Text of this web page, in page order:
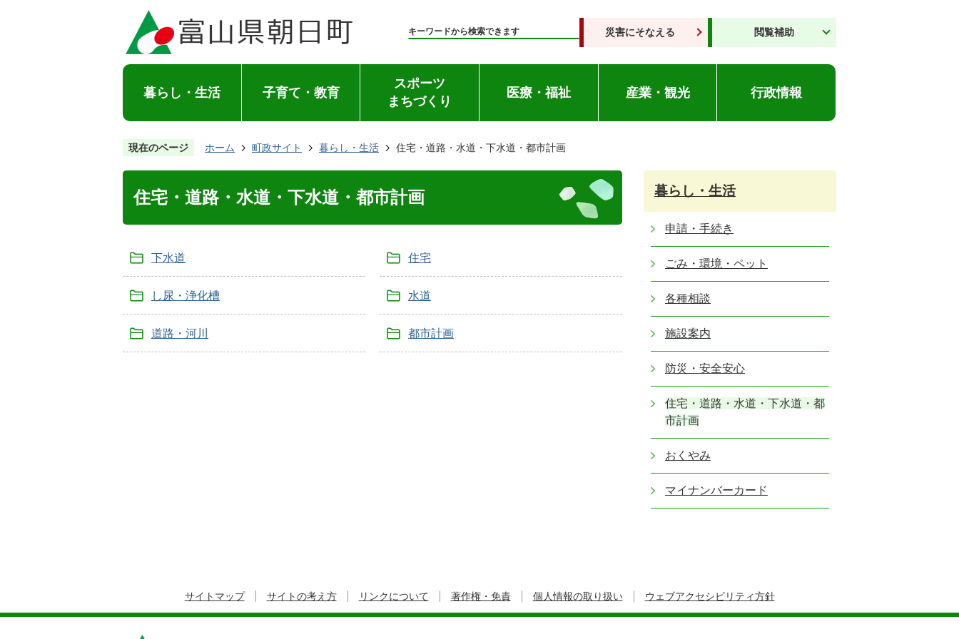
キーワードから検索できます 災害にそなえる 閲覧補助
暮らし・生活 子育て・教育
スポーツ
まちづくり
医療・福祉 産業・観光 行政情報
現在のページ ホーム 町政サイト 暮らし・生活 住宅・道路・水道・下水道・都市計画
住宅・道路・水道・下水道・都市計画
下水道 住宅
し尿・浄化槽 水道
道路・河川 都市計画
暮らし・生活
申請・手続き
ごみ・環境・ペット
各種相談
施設案内
防災・安全安心
住宅・道路・水道・下水道・都
市計画
おくやみ
マイナンバーカード
サイトマップ サイトの考え方 リンクについて 著作権・免責 個人情報の取り扱い ウェブアクセシビリティ方針